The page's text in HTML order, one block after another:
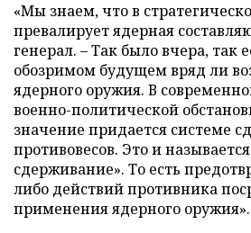
«Мы знаем, что в
превалирует ядерная
генерал. – Так было вчера, так
обозримом будущем вряд ли
ядерного оружия. В
военно-политической
значение придается системе
противовесов. Это и
сдерживание». То есть
либо действий противника
применения ядерного оружия».